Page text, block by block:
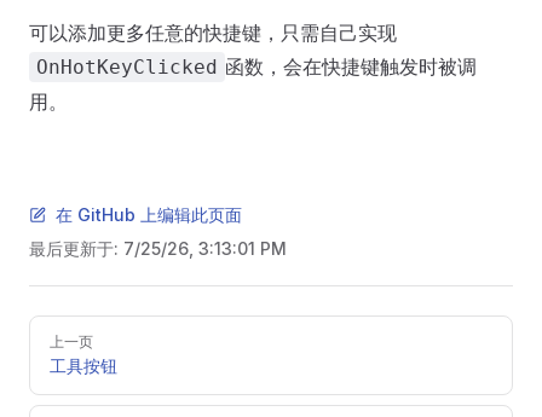
可以添加更多任意的快捷键，只需自己实现
OnHotKeyClicked 函数，会在快捷键触发时被调
用。
在 GitHub 上编辑此页面
最后更新于: 7/25/26, 3:13:01 PM
Pager
上一页
工具按钮